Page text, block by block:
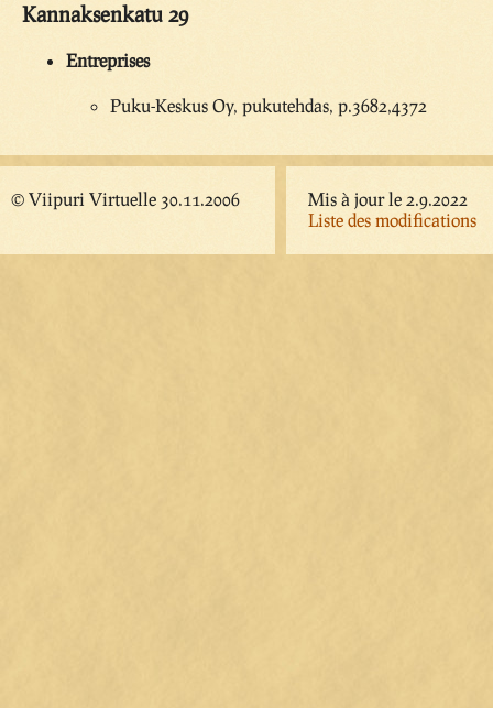
Kannaksenkatu 29
Entreprises
Puku-Keskus Oy, pukutehdas, p.3682,4372
© Viipuri Virtuelle 30.11.2006
Mis à jour le 2.9.2022
Liste des modifications